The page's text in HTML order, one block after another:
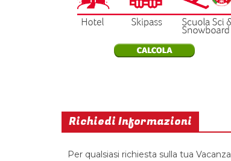
Richiedi Informazioni
Per qualsiasi richiesta sulla tua Vacanza